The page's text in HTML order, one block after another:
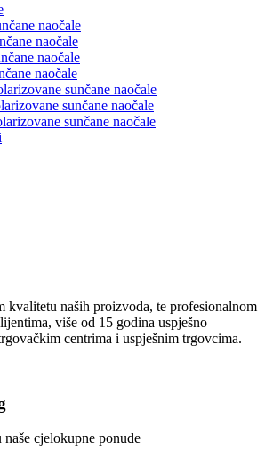
naočale
naočale
naočale
naočale
sunčane naočale
sunčane naočale
sunčane naočale
kvalitetu naših proizvoda, te profesionalnom
više od 15 godina uspješno
centrima i uspješnim trgovcima.
cjelokupne ponude